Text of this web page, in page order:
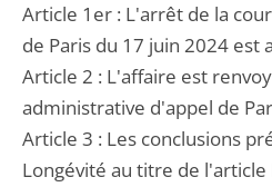
Article 1er : L'arrêt de la
de Paris du 17 juin 2024 est
Article 2 : L'affaire est
administrative d'appel de
Article 3 : Les conclusions
Longévité au titre de l'article